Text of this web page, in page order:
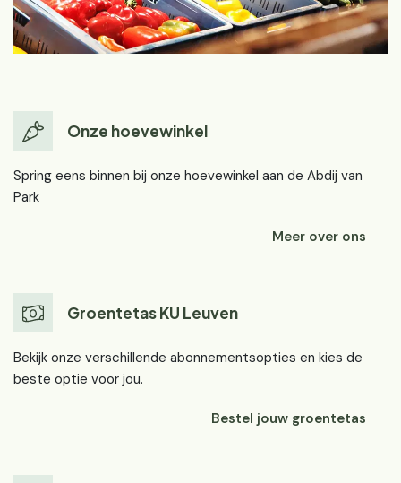
Onze hoevewinkel
Spring eens binnen bij onze hoevewinkel aan de Abdij van
Park
Meer over ons
Groentetas KU Leuven
Bekijk onze verschillende abonnementsopties en kies de
beste optie voor jou.
Bestel jouw groentetas